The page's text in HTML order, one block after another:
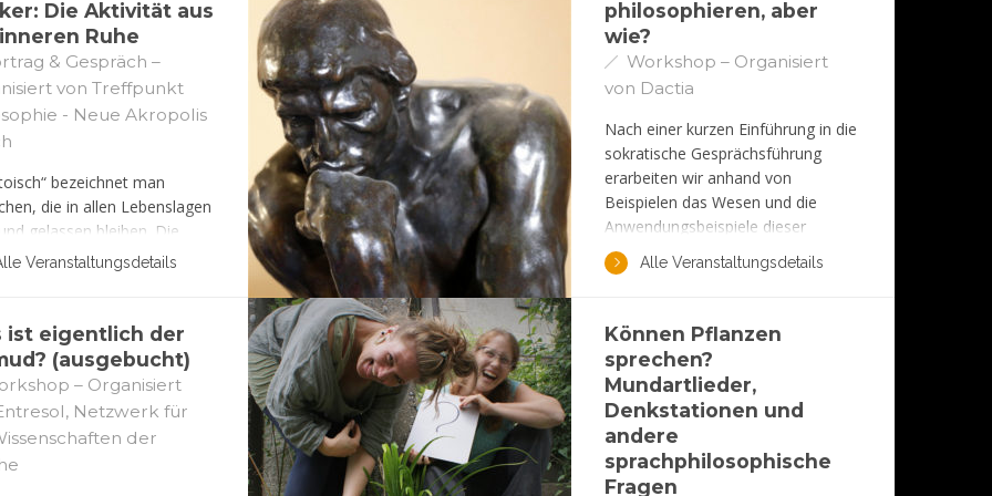
Die Aktivität aus
Ruhe
& Gespräch –
von Treffpunkt
- Neue Akropolis
bezeichnet man
die in allen Lebenslagen
gelassen bleiben. Die
vertraten die Ansicht, dass
nur durch die gelebte
Lehre findet man den
in sich ruhender
Aktivität, die aus der
des Handelns geboren wird.
Veranstaltungsdetails
philosophieren, aber
wie?
Workshop – Organisiert
von Dactia
Nach einer kurzen Einführung in die
sokratische Gesprächsführung
erarbeiten wir anhand von
Beispielen das Wesen und die
Anwendungsbeispiele dieser
Gesprächsführung. Davon
ausgehend versuchen wir
definieren und anhand von
Dialogszenen machen wir erste
Erfahrungen darin.
Alle Veranstaltungsdetails
ist eigentlich der
(ausgebucht)
– Organisiert
Netzwerk für
der
Können Pflanzen
sprechen?
Mundartlieder,
Denkstationen und
andere
sprachphilosophische
Fragen